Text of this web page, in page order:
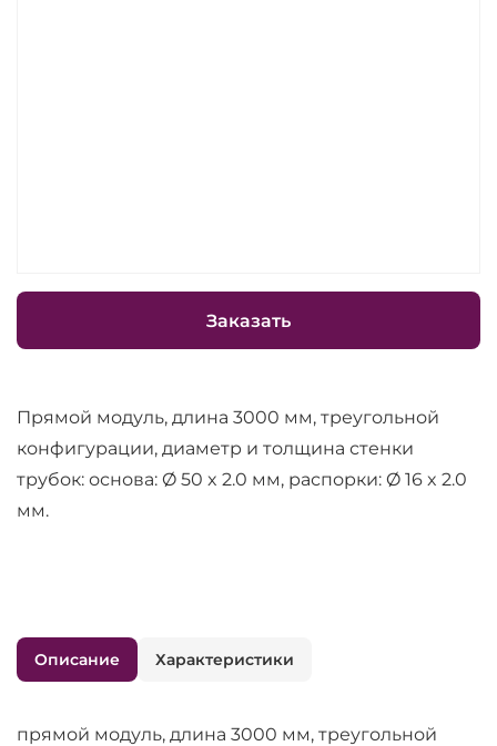
Заказать
Прямой модуль, длина 3000 мм, треугольной
конфигурации, диаметр и толщина стенки
трубок: основа: Ø 50 x 2.0 мм, распорки: Ø 16 x 2.0
мм.
Описание Характеристики
прямой модуль, длина 3000 мм, треугольной